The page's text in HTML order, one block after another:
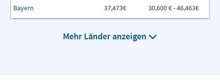
Bayern 37,473€ 30,600 € - 46,463€
Mehr Länder anzeigen